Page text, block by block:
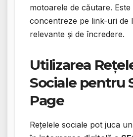
motoarele de căutare.
concentreze pe link-uri de
relevante și de încredere.
Utilizarea
Sociale pentru
Page
Rețelele sociale pot juca